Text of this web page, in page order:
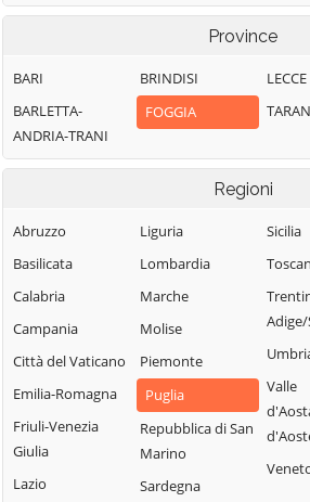
Carlantino
Casalnuovo
Monterotaro
Casalvecchio di
Puglia
Sauri
Castelluccio
della Daunia
Celenza
Valfortore
Celle di San Vito
Cerignola
Chieuti
Sant'Angelo
Monteleone di
Motta
Montecorvino
Ordona
Orsara di Puglia
Orta Nova
Panni
Peschici
Pietramontecorvino
Poggio Imperiale
Rignano
Garganico
Rocchetta
San
Civitate
Puglia
Stornara
Troia
Vico
Vieste
Province
BARI
BARLETTA-
ANDRIA-TRANI
BRINDISI
FOGGIA
LECCE
Regioni
Abruzzo
Basilicata
Calabria
Campania
Città del Vaticano
Emilia-Romagna
Friuli-Venezia
Giulia
Lazio
Liguria
Lombardia
Marche
Molise
Piemonte
Puglia
Repubblica di San
Marino
Sardegna
Sicilia
Valle